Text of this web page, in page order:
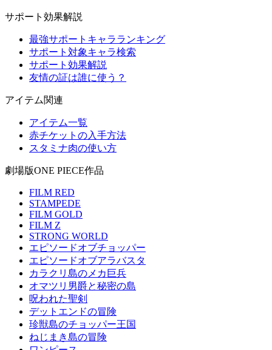
サポート効果解説
最強サポートキャラランキング
サポート対象キャラ検索
サポート効果解説
友情の証は誰に使う？
アイテム関連
アイテム一覧
赤チケットの入手方法
スタミナ肉の使い方
劇場版ONE PIECE作品
FILM RED
STAMPEDE
FILM GOLD
FILM Z
STRONG WORLD
エピソードオブチョッパー
エピソードオブアラバスタ
カラクリ島のメカ巨兵
オマツリ男爵と秘密の島
呪われた聖剣
デットエンドの冒険
珍獣島のチョッパー王国
ねじまき島の冒険